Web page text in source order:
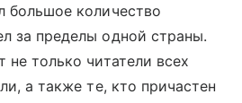
большое количество
за пределы одной страны.
не только читатели всех
а также те, кто причастен